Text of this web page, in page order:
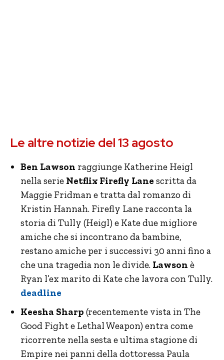
Le altre notizie del 13 agosto
Ben Lawson raggiunge Katherine Heigl
nella serie Netflix Firefly Lane scritta da
Maggie Fridman e tratta dal romanzo di
Kristin Hannah. Firefly Lane racconta la
storia di Tully (Heigl) e Kate due migliore
amiche che si incontrano da bambine,
restano amiche per i successivi 30 anni fino a
che una tragedia non le divide. Lawson è
Ryan l’ex marito di Kate che lavora con Tully.
deadline
Keesha Sharp (recentemente vista in The
Good Fight e Lethal Weapon) entra come
ricorrente nella sesta e ultima stagione di
Empire nei panni della dottoressa Paula